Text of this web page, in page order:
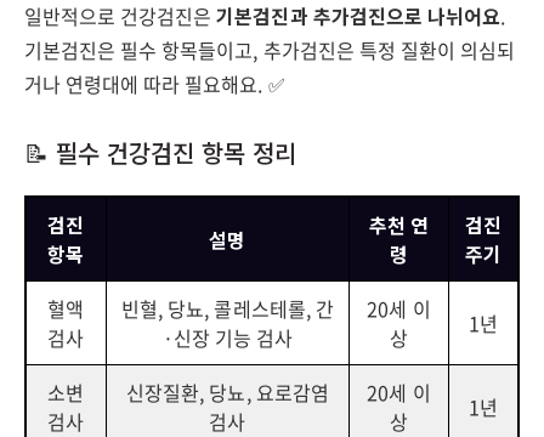
일반적으로 건강검진은기본검진과 추가검진으로 나뉘어요.
기본검진은 필수 항목들이고, 추가검진은 특정 질환이 의심되
거나 연령대에 따라 필요해요. ✅
📝 필수 건강검진 항목 정리
검진
항목
설명
추천 연
령
검진
주기
혈액
검사
빈혈, 당뇨, 콜레스테롤, 간
·신장 기능 검사
20세 이
상
1년
소변
검사
신장질환, 당뇨, 요로감염
검사
20세 이
상
1년